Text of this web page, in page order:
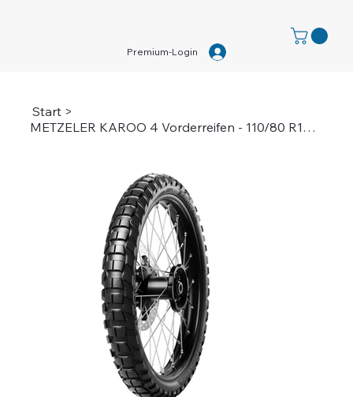
Premium-Login
Start >
METZELER KAROO 4 Vorderreifen - 110/80 R19 M/CTL 59T M+S